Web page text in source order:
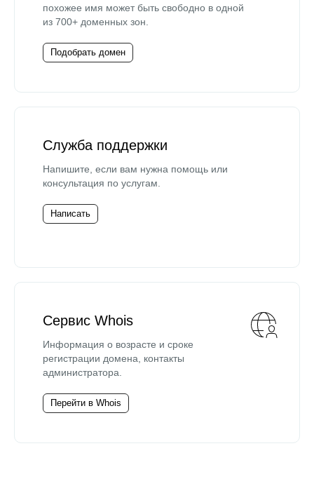
похожее имя может быть свободно в одной
из 700+ доменных зон.
Подобрать домен
Служба поддержки
Напишите, если вам нужна помощь или
консультация по услугам.
Написать
Сервис Whois
Информация о возрасте и сроке
регистрации домена, контакты
администратора.
Перейти в Whois